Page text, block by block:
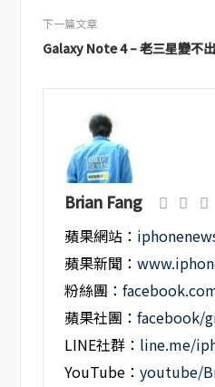
下一篇文章
Galaxy Note 4 – 老三星變不
Brian Fang
蘋果網站：
蘋果新聞：
粉絲團：
蘋果社團：facebook/
LINE社群： line.me/
YouTube：youtube/